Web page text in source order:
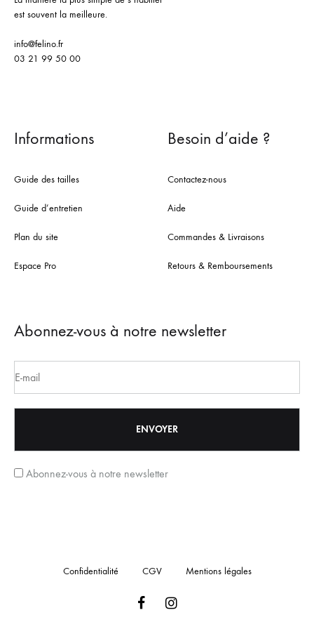
est souvent la meilleure.
info@felino.fr
03 21 99 50 00
Informations
Guide des tailles
Guide d’entretien
Plan du site
Espace Pro
Besoin d’aide ?
Contactez-nous
Aide
Commandes & Livraisons
Retours & Remboursements
Abonnez-vous à notre newsletter
Abonnez-vous à notre newsletter
Confidentialité CGV Mentions légales
FacebookInstagram